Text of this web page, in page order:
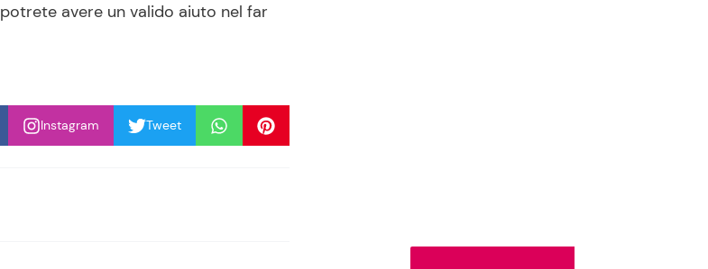
avere un valido aiuto nel far
Instagram Tweet